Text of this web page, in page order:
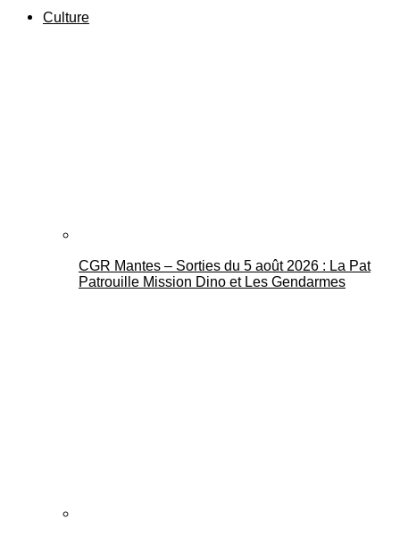
Culture
CGR Mantes – Sorties du 5 août 2026 : La Pat
Patrouille Mission Dino et Les Gendarmes